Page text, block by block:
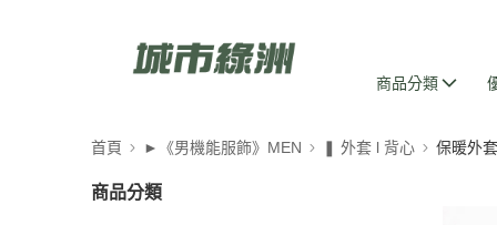
商品分類
首頁 ►《男機能服飾》MEN ❚ 外套 l 背心 保暖外
商品分類